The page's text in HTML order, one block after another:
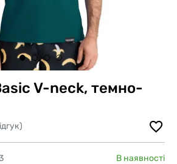
V-neck, темно-
В наявності